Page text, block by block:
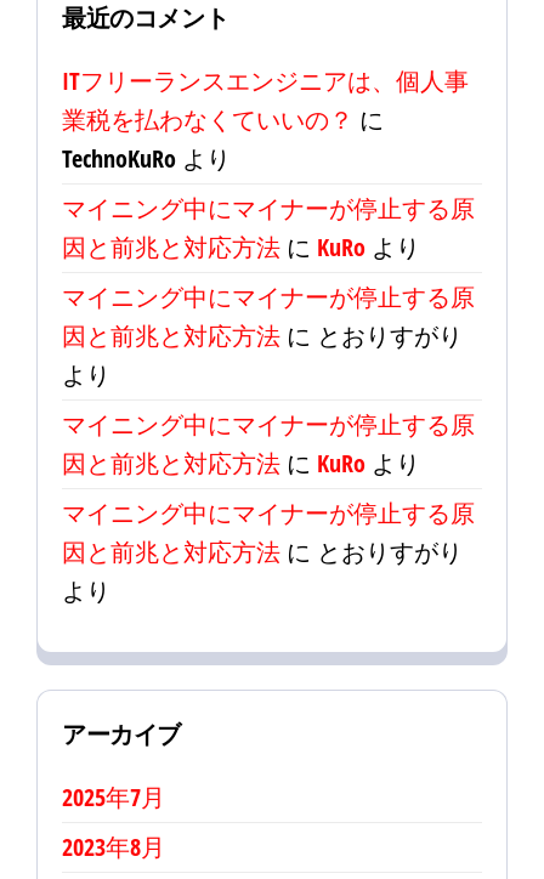
最近のコメント
ITフリーランスエンジニアは、個人事
業税を払わなくていいの？ に
TechnoKuRo より
マイニング中にマイナーが停止する原
因と前兆と対応方法 に KuRo より
マイニング中にマイナーが停止する原
因と前兆と対応方法 に とおりすがり
より
マイニング中にマイナーが停止する原
因と前兆と対応方法 に KuRo より
マイニング中にマイナーが停止する原
因と前兆と対応方法 に とおりすがり
より
アーカイブ
2025年7月
2023年8月